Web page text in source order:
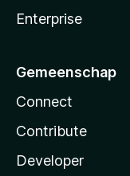
Enterprise
Gemeenschap
Connect
Contribute
Developer